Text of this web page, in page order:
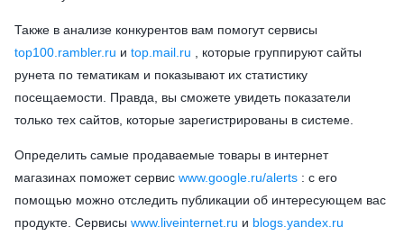
Также в анализе конкурентов вам помогут сервисы
top100.rambler.ru и top.mail.ru , которые группируют сайты
рунета по тематикам и показывают их статистику
посещаемости. Правда, вы сможете увидеть показатели
только тех сайтов, которые зарегистрированы в системе.
Определить самые продаваемые товары в интернет
магазинах поможет сервис www.google.ru/alerts : с его
помощью можно отследить публикации об интересующем вас
продукте. Сервисы www.liveinternet.ru и blogs.yandex.ru